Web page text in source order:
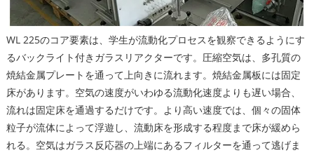
WL 225のコア要素は、学生が流動化プロセスを観察できるようにす
るバックライト付きガラスリアクターです。圧縮空気は、多孔質の
焼結金属プレートを通って上向きに流れます。焼結金属板には固定
床があります。空気の速度がいわゆる流動化速度よりも遅い場合、
流れは固定床を通過するだけです。より高い速度では、個々の固体
粒子が流体によって浮遊し、流動床を形成する程度まで床が緩めら
れる。空気はガラス反応器の上端にあるフィルターを通って逃げま